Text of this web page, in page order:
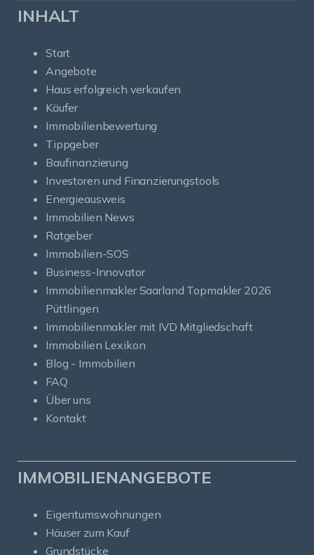
INHALT
Start
Angebote
Haus erfolgreich verkaufen
Käufer
Immobilienbewertung
Tippgeber
Baufinanzierung
Investoren und Finanzierungstools
Energieausweis
Immobilien News
Ratgeber
Immobilien-SOS
Business-Innovator
Immobilienmakler Saarland Topmakler 2026
Püttlingen
Immobilienmakler mit IVD Mitgliedschaft
Immobilien Lexikon
Blog - Immobilien
FAQ
Über uns
Kontakt
IMMOBILIENANGEBOTE
Eigentumswohnungen
Häuser zum Kauf
Grundstücke